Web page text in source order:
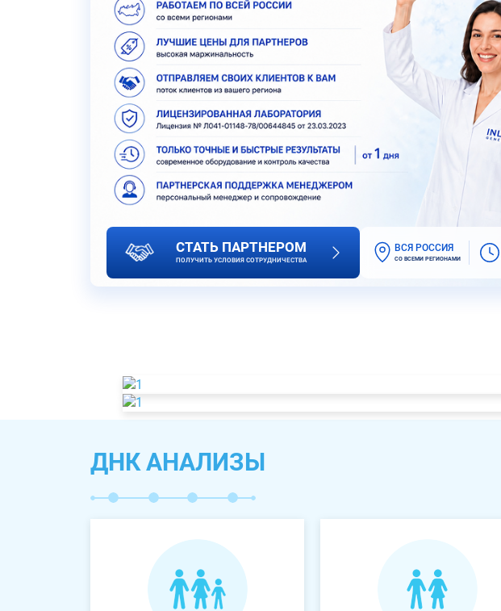
СТАТЬ ПАРТНЕРОМ
ПОЛУЧИТЬ УСЛОВИЯ СОТРУДНИЧЕСТВА
ВСЯ РОССИЯ
СО ВСЕМИ РЕГИОНАМИ
ДНК АНАЛИЗЫ